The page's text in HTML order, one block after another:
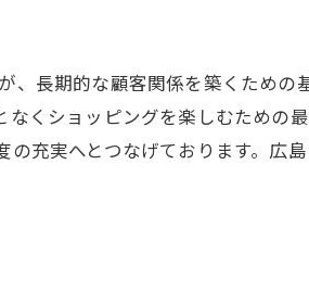
、長期的な顧客関係を築くための
くショッピングを楽しむための
充実へとつなげております。広島